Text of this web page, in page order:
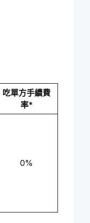
吃單方手續費
率*
0%